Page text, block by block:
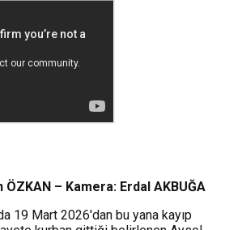
– Kamera: Erdal AKBUĞA
19 Mart 2026'dan bu yana kayıp